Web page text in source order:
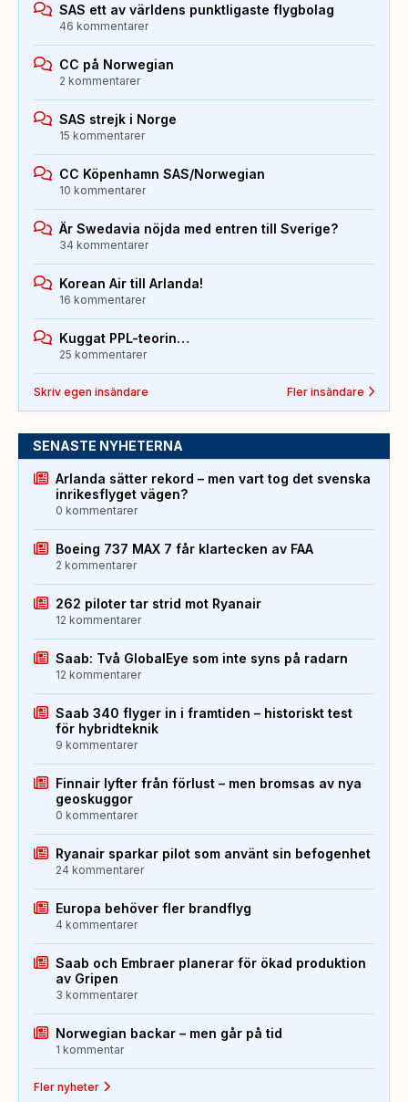
SAS ett av världens punktligaste flygbolag
46 kommentarer
CC på Norwegian
2 kommentarer
SAS strejk i Norge
15 kommentarer
CC Köpenhamn SAS/Norwegian
10 kommentarer
Är Swedavia nöjda med entren till Sverige?
34 kommentarer
Korean Air till Arlanda!
16 kommentarer
Kuggat PPL-teorin…
25 kommentarer
Skriv egen insändare Fler insändare
SENASTE NYHETERNA
Arlanda sätter rekord – men vart tog det svenska
inrikesflyget vägen?
0 kommentarer
Boeing 737 MAX 7 får klartecken av FAA
2 kommentarer
262 piloter tar strid mot Ryanair
12 kommentarer
Saab: Två GlobalEye som inte syns på radarn
12 kommentarer
Saab 340 flyger in i framtiden – historiskt test
för hybridteknik
9 kommentarer
Finnair lyfter från förlust – men bromsas av nya
geoskuggor
0 kommentarer
Ryanair sparkar pilot som använt sin befogenhet
24 kommentarer
Europa behöver fler brandflyg
4 kommentarer
Saab och Embraer planerar för ökad produktion
av Gripen
3 kommentarer
Norwegian backar – men går på tid
1 kommentar
Fler nyheter